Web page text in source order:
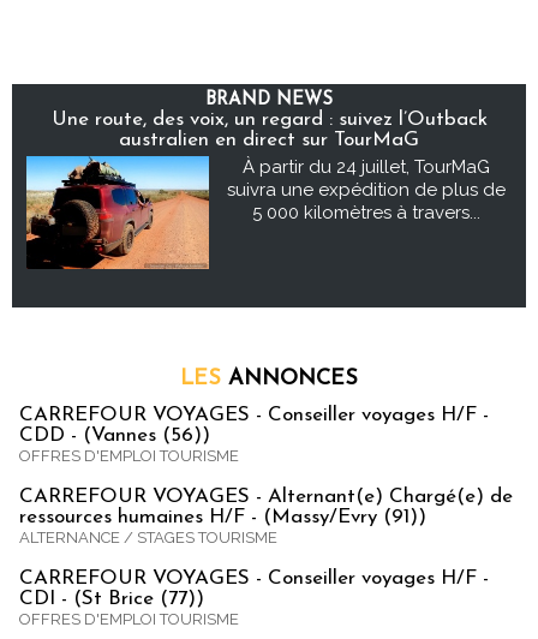
BRAND NEWS
Une route, des voix, un regard : suivez l’Outback
australien en direct sur TourMaG
À partir du 24 juillet, TourMaG
suivra une expédition de plus de
5 000 kilomètres à travers...
LES ANNONCES
CARREFOUR VOYAGES - Conseiller voyages H/F -
CDD - (Vannes (56))
OFFRES D'EMPLOI TOURISME
CARREFOUR VOYAGES - Alternant(e) Chargé(e) de
ressources humaines H/F - (Massy/Evry (91))
ALTERNANCE / STAGES TOURISME
CARREFOUR VOYAGES - Conseiller voyages H/F -
CDI - (St Brice (77))
OFFRES D'EMPLOI TOURISME